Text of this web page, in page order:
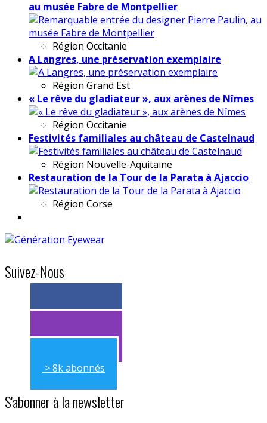
au musée Fabre de Montpellier
Région Occitanie
A Langres, une préservation exemplaire
Région Grand Est
« Le rêve du gladiateur », aux arènes de Nîmes
Région Occitanie
Festivités familiales au château de Castelnaud
Région Nouvelle-Aquitaine
Restauration de la Tour de la Parata à Ajaccio
Région Corse
Suivez-Nous
> 11k abonnés
> 11k abonnés
> 8k abonnés
S'abonner à la newsletter